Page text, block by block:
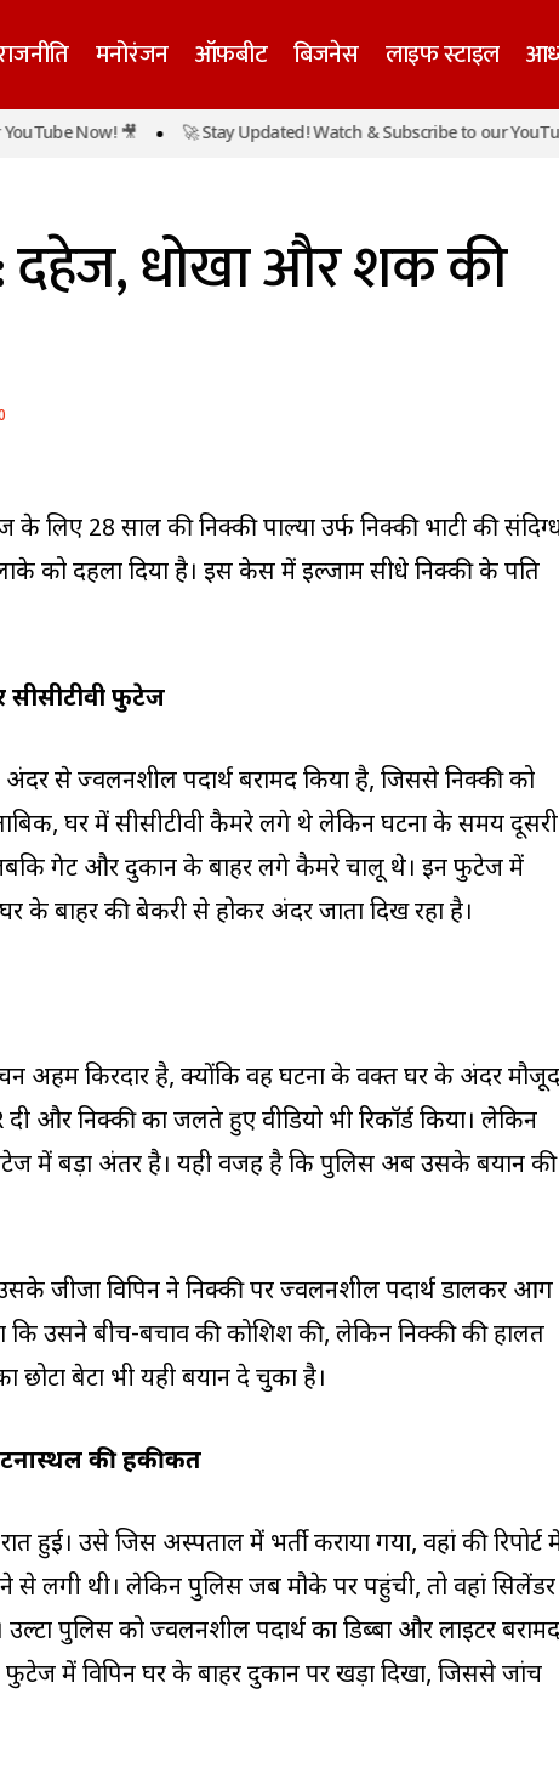
मनोरंजन ऑफ़बीट बिजनेस लाइफ स्टाइल
निक्की हत्याकांड: दहेज, धोखा और शक की नई
Now! 🎥 🚀 Stay Updated! Watch & Subscribe to our YouTube
दहेज, धोखा और शक की
के लिए 28 साल की निक्की पाल्या उर्फ निक्की भाटी की
को दहला दिया है। इस केस में इल्जाम सीधे निक्की के पति
फुटेज
से ज्वलनशील पदार्थ बरामद किया है, जिससे निक्की को
घर में सीसीटीवी कैमरे लगे थे लेकिन घटना के समय दूसरी
गेट और दुकान के बाहर लगे कैमरे चालू थे। इन फुटेज में
के बाहर की बेकरी से होकर अंदर जाता दिख रहा है।
अहम किरदार है, क्योंकि वह घटना के वक्त घर के अंदर मौजूद
और निक्की का जलते हुए वीडियो भी रिकॉर्ड किया। लेकिन
में बड़ा अंतर है। यही वजह है कि पुलिस अब उसके बयान की
जीजा विपिन ने निक्की पर ज्वलनशील पदार्थ डालकर आग
कि उसने बीच-बचाव की कोशिश की, लेकिन निक्की की हालत
छोटा बेटा भी यही बयान दे चुका है।
की हकीकत
हुई। उसे जिस अस्पताल में भर्ती कराया गया, वहां की रिपोर्ट
लगी थी। लेकिन पुलिस जब मौके पर पहुंची, तो वहां सिलेंडर
पुलिस को ज्वलनशील पदार्थ का डिब्बा और लाइटर बरामद
में विपिन घर के बाहर दुकान पर खड़ा दिखा, जिससे जांच